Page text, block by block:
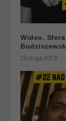
Wideo.
20 maja 2018